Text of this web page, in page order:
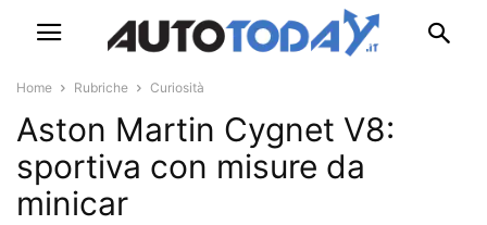
Home Rubriche Curiosità
Aston Martin Cygnet V8:
sportiva con misure da
minicar